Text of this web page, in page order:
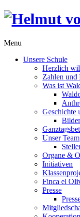
Menu
Unsere Schule
Herzlich
Zahlen und
Was ist
Geschichte
Unser Team
Organe &
Initiativen
Finca el
Presse